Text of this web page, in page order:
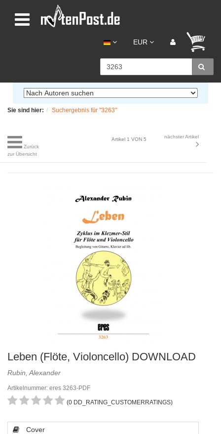
EUR
Sie sind hier: Suchergebnis für "3263"
Zurück
zur Übersicht
Artikel 1 VON 5 nächster Artikel
Leben (Flöte, Violoncello) DOWNLOAD
Rubin, Alexander
Artikelnummer: eres 3263-PDF
(0 DD_RATING_CUSTOMERRATINGS)
Cover